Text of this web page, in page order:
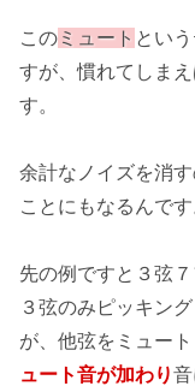
この ミュート とい
すが、慣れてしま
す。
余計なノイズを消す
ことにもなるんです
先の例ですと３弦
３弦のみピッキン
が、他弦をミュー
ュート音が加わり